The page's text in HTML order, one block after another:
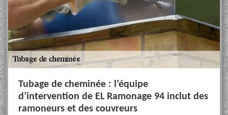
Tubage de cheminée : l’équipe
d’intervention de EL Ramonage 94 inclut des
ramoneurs et des couvreurs